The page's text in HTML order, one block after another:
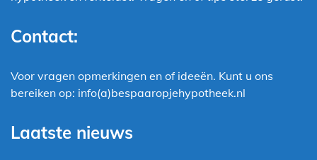
Contact:
Voor vragen opmerkingen en of ideeën. Kunt u ons
bereiken op: info(a)bespaaropjehypotheek.nl
Laatste nieuws